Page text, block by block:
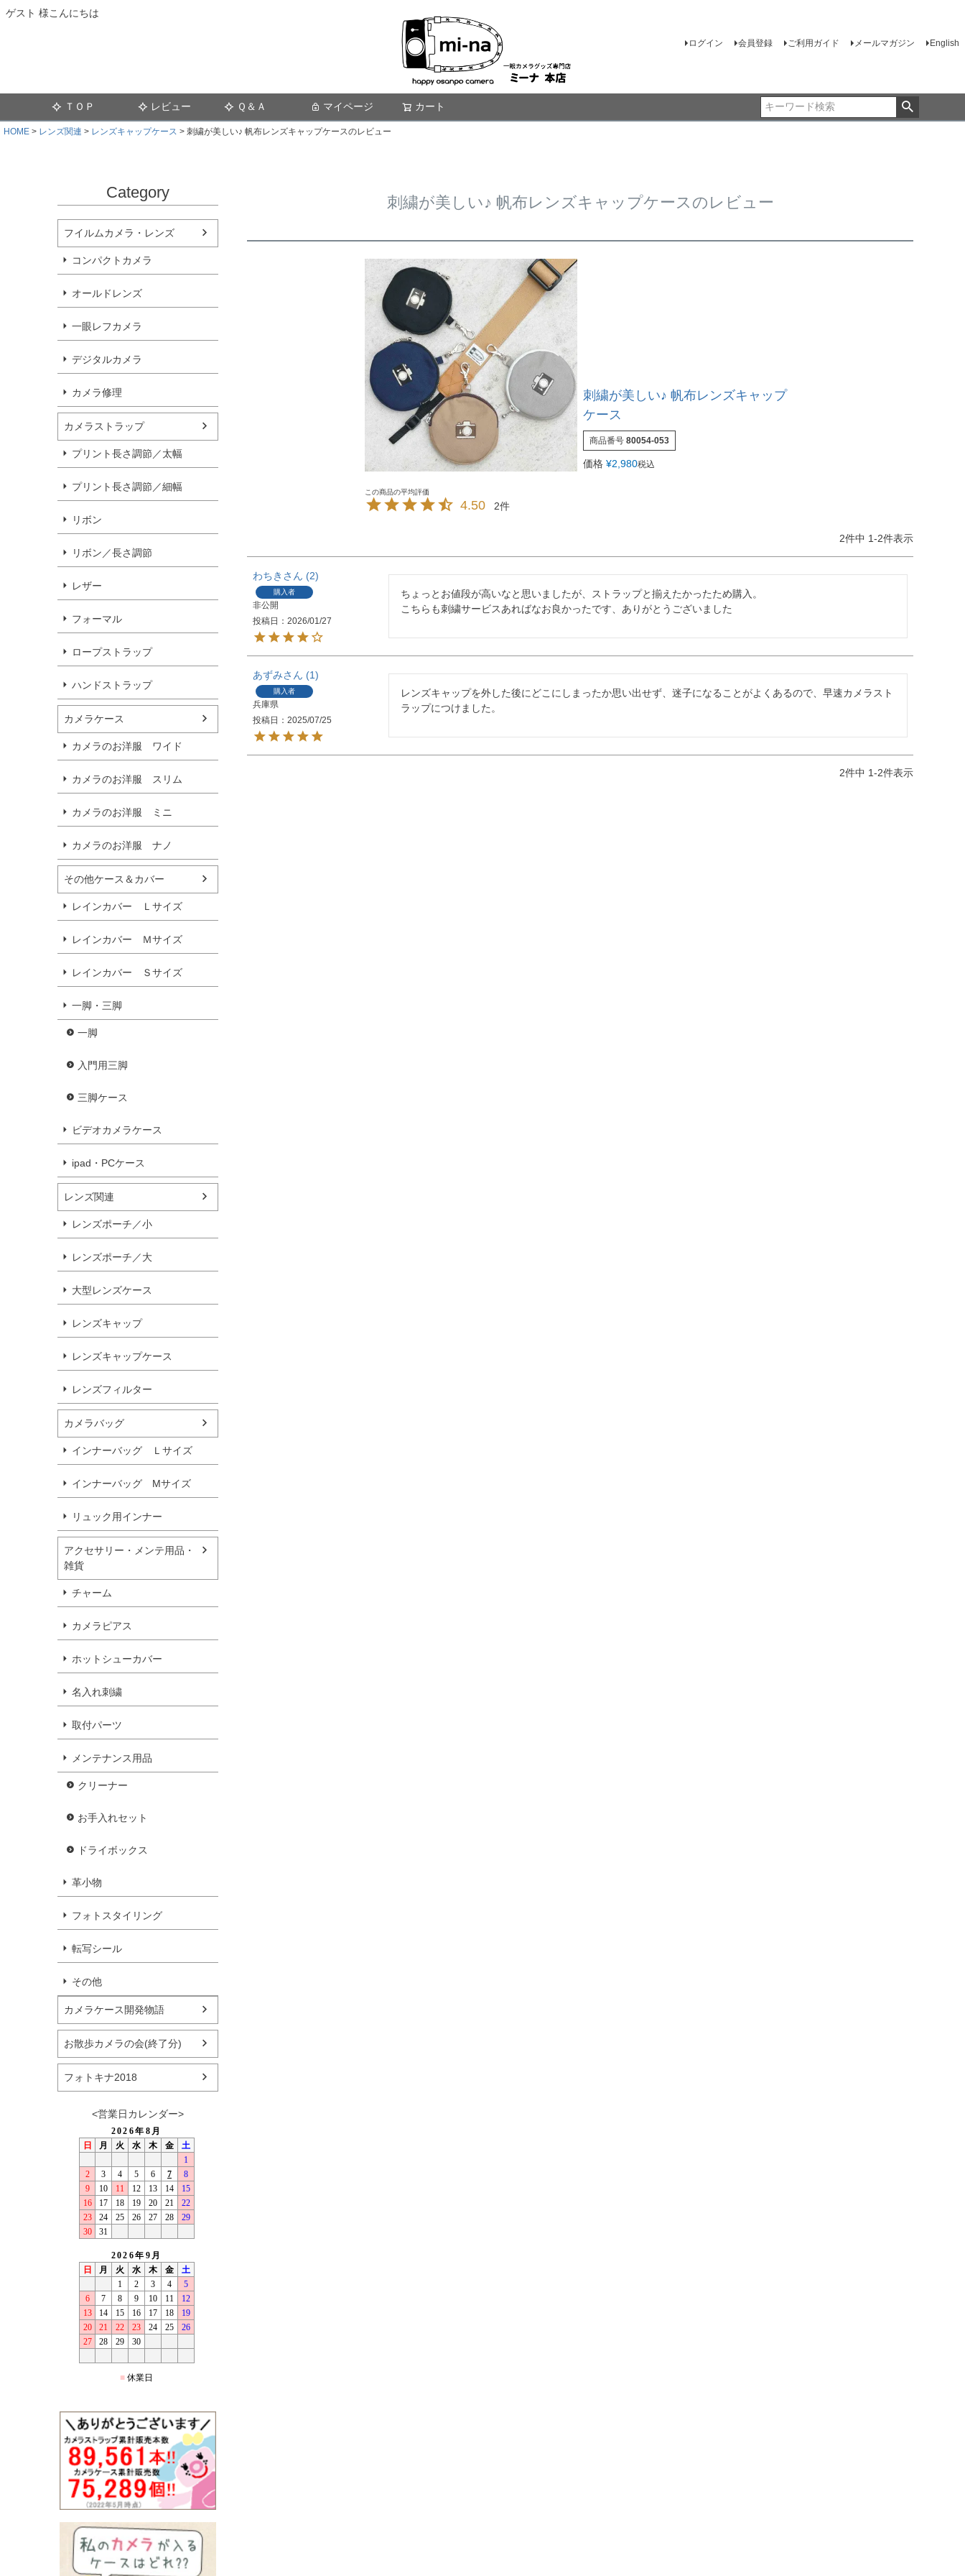
ゲスト 様こんにちは
ログイン 会員登録 ご利用ガイド メールマガジン English
ＴＯＰ レビュー Ｑ＆Ａ マイページ カート
HOME レンズ関連 レンズキャップケース 刺繍が美しい♪ 帆布レンズキャップケースのレビュー
Category
フイルムカメラ・レンズ
コンパクトカメラ
オールドレンズ
一眼レフカメラ
デジタルカメラ
カメラ修理
カメラストラップ
プリント長さ調節／太幅
プリント長さ調節／細幅
リボン
リボン／長さ調節
レザー
フォーマル
ロープストラップ
ハンドストラップ
カメラケース
カメラのお洋服 ワイド
カメラのお洋服 スリム
カメラのお洋服 ミニ
カメラのお洋服 ナノ
その他ケース＆カバー
レインカバー Ｌサイズ
レインカバー Ｍサイズ
レインカバー Ｓサイズ
一脚・三脚
一脚
入門用三脚
三脚ケース
ビデオカメラケース
ipad・PCケース
レンズ関連
レンズポーチ／小
レンズポーチ／大
大型レンズケース
レンズキャップ
レンズキャップケース
レンズフィルター
カメラバッグ
インナーバッグ Ｌサイズ
インナーバッグ Мサイズ
リュック用インナー
アクセサリー・メンテ用品・
雑貨
チャーム
カメラピアス
ホットシューカバー
名入れ刺繍
取付パーツ
メンテナンス用品
クリーナー
お手入れセット
ドライボックス
革小物
フォトスタイリング
転写シール
その他
カメラケース開発物語
お散歩カメラの会(終了分)
フォトキナ2018
<営業日カレンダー>
刺繍が美しい♪ 帆布レンズキャップケースのレビュー
刺繍が美しい♪ 帆布レンズキャップ
ケース
商品番号 80054-053
価格 ¥2,980税込
4.50 2
2件中 1-2件表示
わちき 2
購入者
非公開
投稿日
2026/01/27
ちょっとお値段が高いなと思いましたが、ストラップと揃えたかったため購入。
こちらも刺繍サービスあればなお良かったです、ありがとうございました
あずみ 1
購入者
兵庫県
投稿日
2025/07/25
レンズキャップを外した後にどこにしまったか思い出せず、迷子になることがよくあるので、早速カメラスト
ラップにつけました。
2件中 1-2件表示